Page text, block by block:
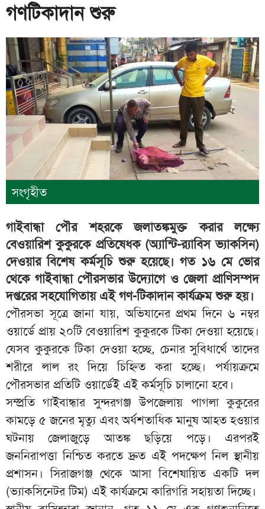
গণটিকাদান শুরু
সংগৃহীত
গাইবান্ধা পৌর শহরকে জলাতঙ্কমুক্ত করার লক্ষ্যে
বেওয়ারিশ কুকুরকে প্রতিষেধক (অ্যান্টি-র‍্যাবিস ভ্যাকসিন)
দেওয়ার বিশেষ কর্মসূচি শুরু হয়েছে। গত ১৬ মে ভোর
থেকে গাইবান্ধা পৌরসভার উদ্যোগে ও জেলা প্রাণিসম্পদ
দপ্তরের সহযোগিতায় এই গণ-টিকাদান কার্যক্রম শুরু হয়।
পৌরসভা সূত্রে জানা যায়, অভিযানের প্রথম দিনে ৬ নম্বর
ওয়ার্ডে প্রায় ২০টি বেওয়ারিশ কুকুরকে টিকা দেওয়া হয়েছে।
যেসব কুকুরকে টিকা দেওয়া হচ্ছে, চেনার সুবিধার্থে তাদের
শরীরে লাল রং দিয়ে চিহ্নিত করা হচ্ছে। পর্যায়ক্রমে
পৌরসভার প্রতিটি ওয়ার্ডেই এই কর্মসূচি চালানো হবে।
সম্প্রতি গাইবান্ধার সুন্দরগঞ্জ উপজেলায় পাগলা কুকুরের
কামড়ে ৫ জনের মৃত্যু এবং অর্ধশতাধিক মানুষ আহত হওয়ার
ঘটনায় জেলাজুড়ে আতঙ্ক ছড়িয়ে পড়ে। এরপরই
জননিরাপত্তা নিশ্চিত করতে দ্রুত এই পদক্ষেপ নিল স্থানীয়
প্রশাসন। সিরাজগঞ্জ থেকে আসা বিশেষায়িত একটি দল
(ভ্যাকসিনেটর টিম) এই কার্যক্রমে কারিগরি সহায়তা দিচ্ছে।